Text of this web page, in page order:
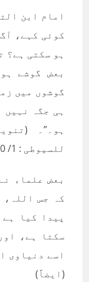
امام ابن
کوئی کہے،
ہو سکتی ہے؟
بعض گوشے
گوشوں میں
ہی جگہ
ہو۔”۔
للسیوطی : 1/ 30)
بعض علماء
کہ جس
پیدا کیا
سکتا ہے،
اسے دنیاوی
(ایضاً)